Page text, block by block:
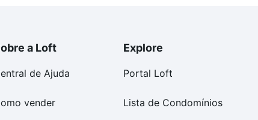
a Loft
de Ajuda
vender
Explore
Portal Loft
Lista de Condomínios